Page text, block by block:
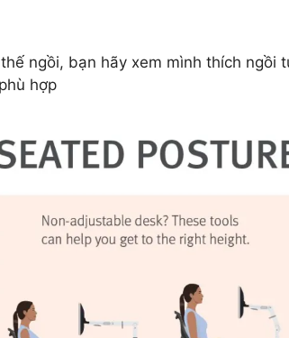
ngồi, bạn hãy xem mình thích ngồi
hợp